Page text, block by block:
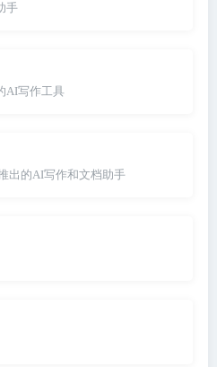
手
AI写作工具
出的AI写作和文档助手